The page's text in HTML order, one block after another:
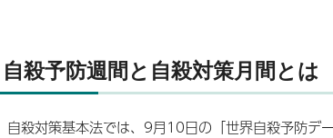
自殺予防週間と自殺対策月間とは
自殺対策基本法では、9月10日の「世界自殺予防デ